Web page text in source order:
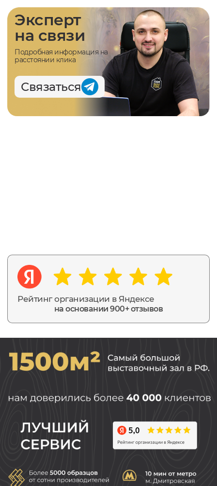
Рейтинг организации в Яндексе
на основании 900+ отзывов
Эксперт
на связи
Подробная информация на
расстоянии клика
Связаться